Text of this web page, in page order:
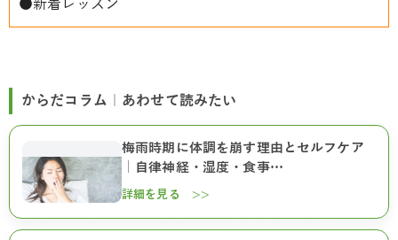
●新着レッスン
からだコラム｜あわせて読みたい
梅雨時期に体調を崩す理由とセルフケア
｜自律神経・湿度・食事…
詳細を見る >>